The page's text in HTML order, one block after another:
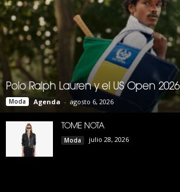
Polo Ralph Lauren y el US Open 2026
Moda Agenda - agosto 6, 2026
TOME NOTA
Moda julio 28, 2026